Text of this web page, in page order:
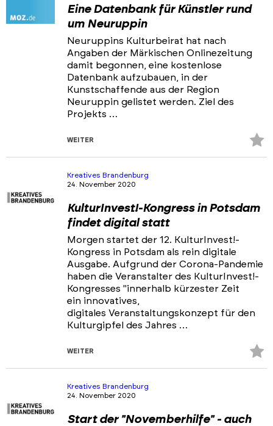
Eine Datenbank für Künstler rund
um Neuruppin
Neuruppins Kulturbeirat hat nach
Angaben der Märkischen Onlinezeitung
damit begonnen, eine kostenlose
Datenbank aufzubauen, in der
Kunstschaffende aus der Region
Neuruppin gelistet werden. Ziel des
Projekts …
WEITER
Kreatives Brandenburg
24. November 2020
KulturInvest!-Kongress in Potsdam
findet digital statt
Morgen startet der 12. KulturInvest!-
Kongress in Potsdam als rein digitale
Ausgabe. Aufgrund der Corona-Pandemie
haben die Veranstalter des KulturInvest!-
Kongresses "innerhalb kürzester Zeit
ein innovatives,
digitales Veranstaltungskonzept für den
Kulturgipfel des Jahres …
WEITER
Kreatives Brandenburg
24. November 2020
Start der "Novemberhilfe" - auch